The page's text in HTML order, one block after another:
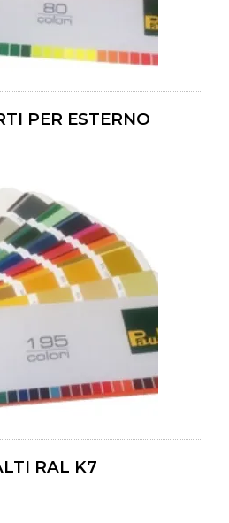
PER ESTERNO
RAL K7